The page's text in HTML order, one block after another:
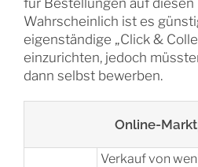
Wahrscheinlich ist es
eigenständige „Click &
einzurichten, jedoch
dann selbst bewerben.
Online-
Verkauf von